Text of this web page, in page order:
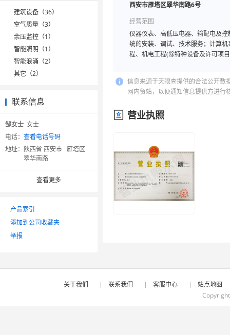
建筑设备（36）
空气质量（3）
余压监控（1）
智能照明（1）
智能浪涌（2）
其它（2）
联系信息
邹女士 女士
电话： 查看电话号码
地址： 陕西省 西安市 雁塔区
翠华南路
查看更多
产品索引
添加到公司收藏夹
举报
西安市雁塔区翠华南路6号
经营范围
仪器仪表、高低压电器、输配电及
统的安装、调试、技术服务；计算
程、机电工程(除特种设备及许可项
信息来源于天眼查提供的合法公开数
网内贸站，以便通知信息提供方进行
营业执照
关于我们 | 联系我们 | 客服中心 |
站点地图